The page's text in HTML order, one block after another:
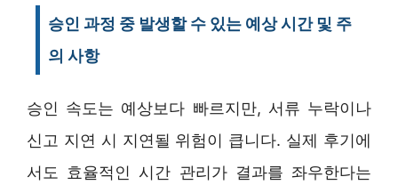
승인 과정 중 발생할 수 있는 예상 시간 및 주
의 사항
승인 속도는 예상보다 빠르지만, 서류 누락이나
신고 지연 시 지연될 위험이 큽니다. 실제 후기에
서도 효율적인 시간 관리가 결과를 좌우한다는